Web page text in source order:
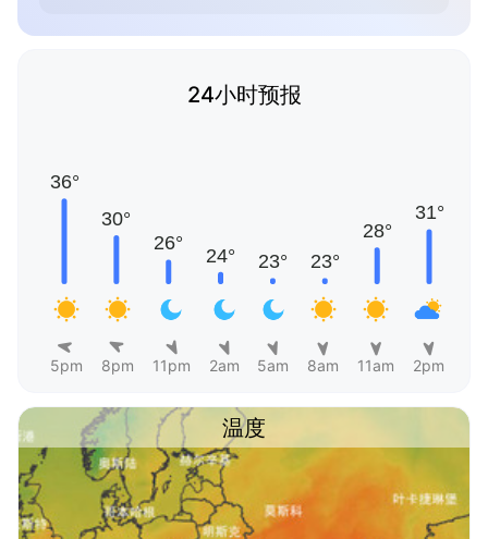
24小时预报
5pm 8pm 11pm 2am 5am 8am 11am 2pm
温度